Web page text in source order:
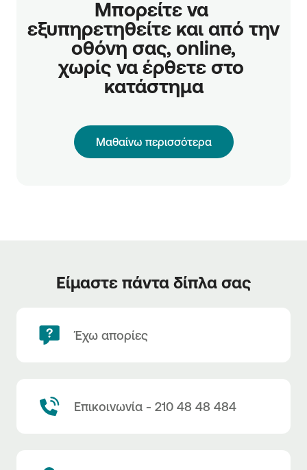
Μπορείτε να
εξυπηρετηθείτε και από την
οθόνη σας, online,
χωρίς να έρθετε στο
κατάστημα
Μαθαίνω περισσότερα
Είμαστε πάντα δίπλα σας
Έχω απορίες
Επικοινωνία - 210 48 48 484